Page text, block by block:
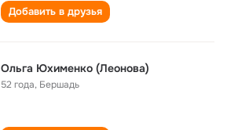
Добавить в друзья
Ольга Юхименко (Леонова)
52 года, Бершадь